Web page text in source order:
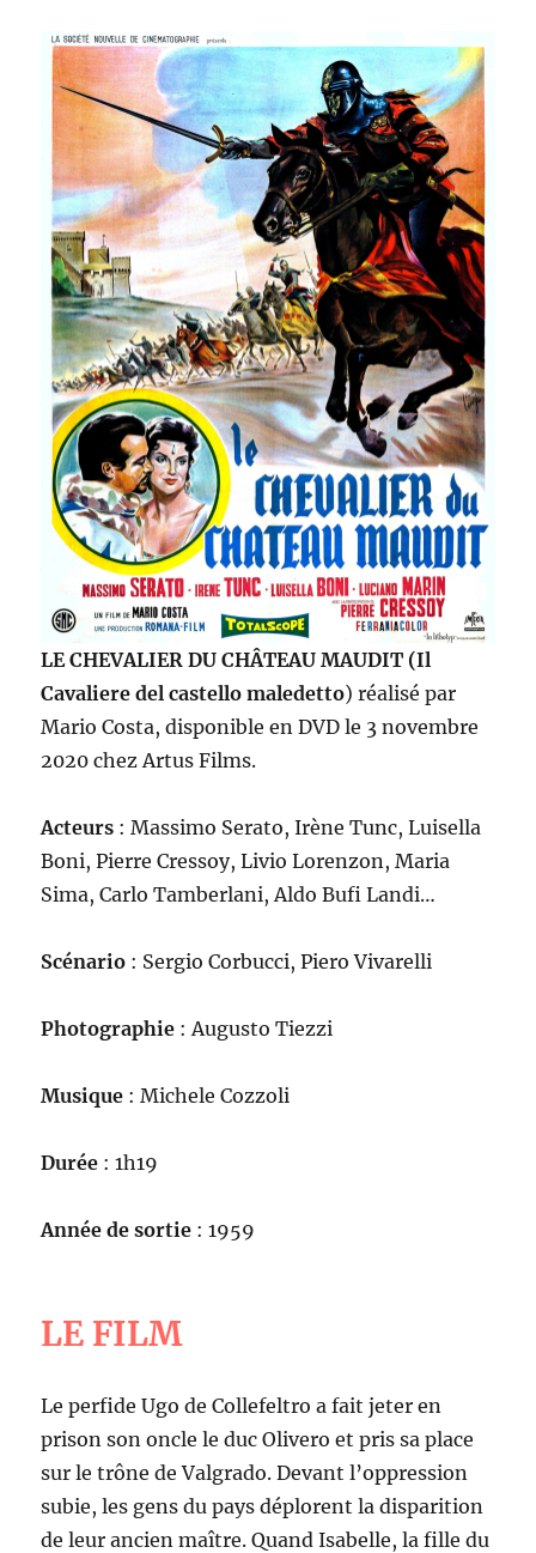
LE CHEVALIER DU CHÂTEAU MAUDIT (Il
Cavaliere del castello maledetto) réalisé par
Mario Costa, disponible en DVD le 3 novembre
2020 chez Artus Films.
Acteurs : Massimo Serato, Irène Tunc, Luisella
Boni, Pierre Cressoy, Livio Lorenzon, Maria
Sima, Carlo Tamberlani, Aldo Bufi Landi…
Scénario : Sergio Corbucci, Piero Vivarelli
Photographie : Augusto Tiezzi
Musique : Michele Cozzoli
Durée : 1h19
Année de sortie : 1959
LE FILM
Le perfide Ugo de Collefeltro a fait jeter en
prison son oncle le duc Olivero et pris sa place
sur le trône de Valgrado. Devant l’oppression
subie, les gens du pays déplorent la disparition
de leur ancien maître. Quand Isabelle, la fille du